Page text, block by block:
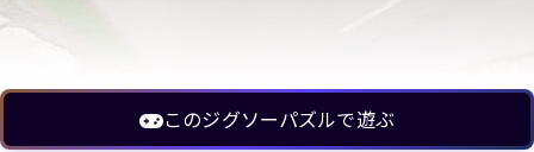
このジグソーパズルで遊ぶ